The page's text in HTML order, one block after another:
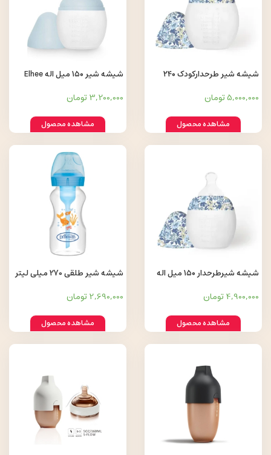
شیشه شیر طرحدارکودک ۲۴۰
5,000,000 تومان
مشاهده محصول
شیشه شیر ۱۵۰ میل اله Elhee
3,200,000 تومان
مشاهده محصول
شیشه شیرطرحدار ۱۵۰ میل اله
4,900,000 تومان
مشاهده محصول
شیشه شیر طلقی 270 میلی لیتر
2,690,000 تومان
مشاهده محصول